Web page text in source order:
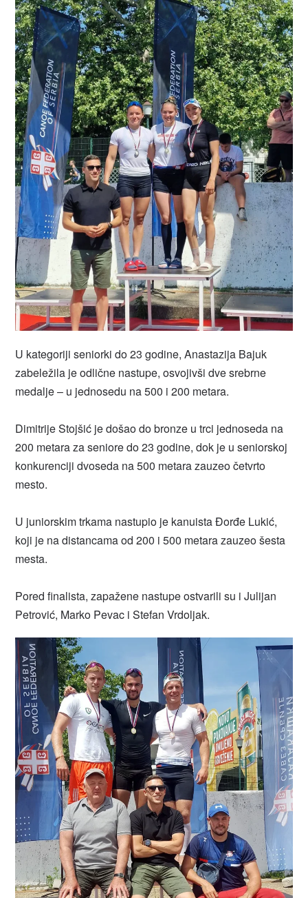
U kategoriji seniorki do 23 godine, Anastazija Bajuk
zabeležila je odlične nastupe, osvojivši dve srebrne
medalje – u jednosedu na 500 i 200 metara.
Dimitrije Stojšić je došao do bronze u trci jednoseda na
200 metara za seniore do 23 godine, dok je u seniorskoj
konkurenciji dvoseda na 500 metara zauzeo četvrto
mesto.
U juniorskim trkama nastupio je kanuista Đorđe Lukić,
koji je na distancama od 200 i 500 metara zauzeo šesta
mesta.
Pored finalista, zapažene nastupe ostvarili su i Julijan
Petrović, Marko Pevac i Stefan Vrdoljak.